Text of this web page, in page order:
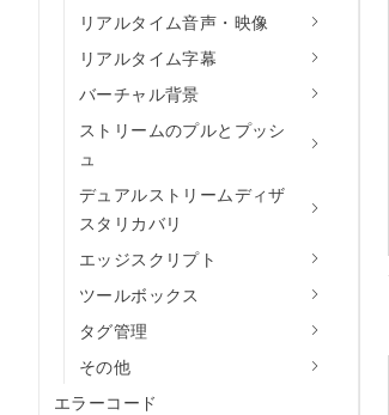
リアルタイム音声・映像
リアルタイム字幕
バーチャル背景
ストリームのプルとプッシ
ュ
デュアルストリームディザ
スタリカバリ
エッジスクリプト
ツールボックス
タグ管理
その他
エラーコード